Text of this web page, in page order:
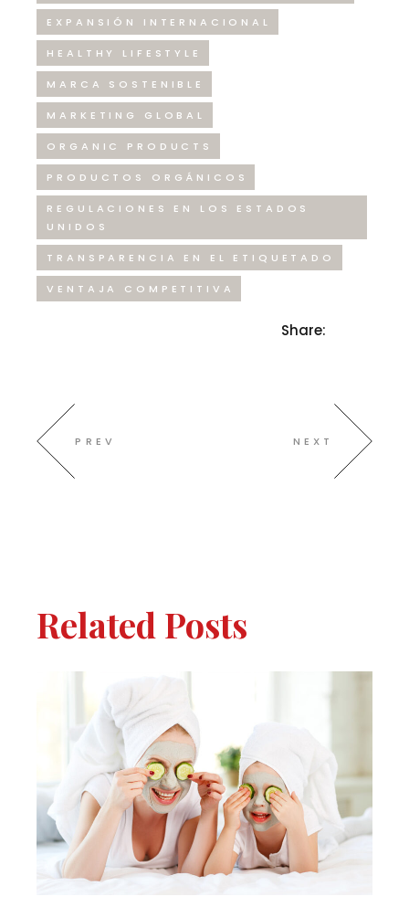
EXPANSIÓN INTERNACIONAL
HEALTHY LIFESTYLE
MARCA SOSTENIBLE
MARKETING GLOBAL
ORGANIC PRODUCTS
PRODUCTOS ORGÁNICOS
REGULACIONES EN LOS ESTADOS
UNIDOS
TRANSPARENCIA EN EL ETIQUETADO
VENTAJA COMPETITIVA
Share:
PREV NEXT
Related Posts